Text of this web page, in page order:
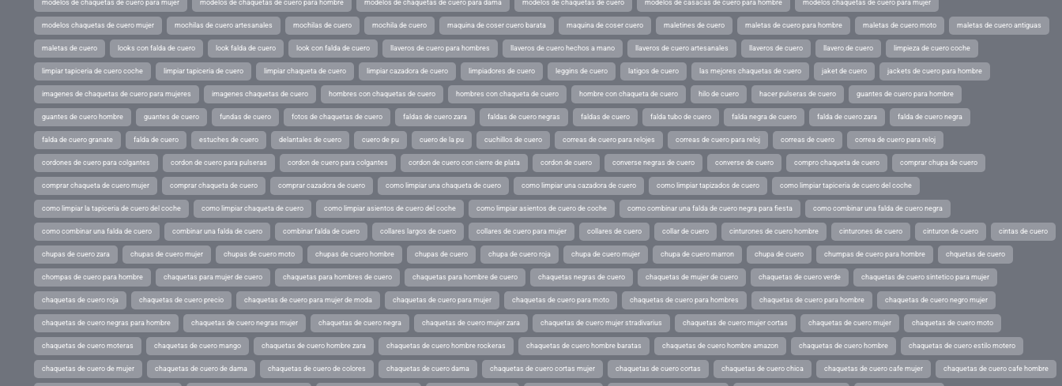
modelos de chaquetas de cuero para mujer modelos de chaquetas de cuero para hombre modelos de chaquetas de cuero para dama modelos de chaquetas de cuero modelos de casacas de cuero para hombre modelos chaquetas de cuero para mujer
modelos chaquetas de cuero mujer mochilas de cuero artesanales mochilas de cuero mochila de cuero maquina de coser cuero barata maquina de coser cuero maletines de cuero maletas de cuero para hombre maletas de cuero moto maletas de cuero antiguas
maletas de cuero looks con falda de cuero look falda de cuero look con falda de cuero llaveros de cuero para hombres llaveros de cuero hechos a mano llaveros de cuero artesanales llaveros de cuero llavero de cuero limpieza de cuero coche
limpiar tapiceria de cuero coche limpiar tapiceria de cuero limpiar chaqueta de cuero limpiar cazadora de cuero limpiadores de cuero leggins de cuero latigos de cuero las mejores chaquetas de cuero jaket de cuero jackets de cuero para hombre
imagenes de chaquetas de cuero para mujeres imagenes chaquetas de cuero hombres con chaquetas de cuero hombres con chaqueta de cuero hombre con chaqueta de cuero hilo de cuero hacer pulseras de cuero guantes de cuero para hombre
guantes de cuero hombre guantes de cuero fundas de cuero fotos de chaquetas de cuero faldas de cuero zara faldas de cuero negras faldas de cuero falda tubo de cuero falda negra de cuero falda de cuero zara falda de cuero negra
falda de cuero granate falda de cuero estuches de cuero delantales de cuero cuero de pu cuero de la pu cuchillos de cuero correas de cuero para relojes correas de cuero para reloj correas de cuero correa de cuero para reloj
cordones de cuero para colgantes cordon de cuero para pulseras cordon de cuero para colgantes cordon de cuero con cierre de plata cordon de cuero converse negras de cuero converse de cuero compro chaqueta de cuero comprar chupa de cuero
comprar chaqueta de cuero mujer comprar chaqueta de cuero comprar cazadora de cuero como limpiar una chaqueta de cuero como limpiar una cazadora de cuero como limpiar tapizados de cuero como limpiar tapiceria de cuero del coche
como limpiar la tapiceria de cuero del coche como limpiar chaqueta de cuero como limpiar asientos de cuero del coche como limpiar asientos de cuero de coche como combinar una falda de cuero negra para fiesta como combinar una falda de cuero negra
como combinar una falda de cuero combinar una falda de cuero combinar falda de cuero collares largos de cuero collares de cuero para mujer collares de cuero collar de cuero cinturones de cuero hombre cinturones de cuero cinturon de cuero cintas de cuero
chupas de cuero zara chupas de cuero mujer chupas de cuero moto chupas de cuero hombre chupas de cuero chupa de cuero roja chupa de cuero mujer chupa de cuero marron chupa de cuero chumpas de cuero para hombre chquetas de cuero
chompas de cuero para hombre chaquetas para mujer de cuero chaquetas para hombres de cuero chaquetas para hombre de cuero chaquetas negras de cuero chaquetas de mujer de cuero chaquetas de cuero verde chaquetas de cuero sintetico para mujer
chaquetas de cuero roja chaquetas de cuero precio chaquetas de cuero para mujer de moda chaquetas de cuero para mujer chaquetas de cuero para moto chaquetas de cuero para hombres chaquetas de cuero para hombre chaquetas de cuero negro mujer
chaquetas de cuero negras para hombre chaquetas de cuero negras mujer chaquetas de cuero negra chaquetas de cuero mujer zara chaquetas de cuero mujer stradivarius chaquetas de cuero mujer cortas chaquetas de cuero mujer chaquetas de cuero moto
chaquetas de cuero moteras chaquetas de cuero mango chaquetas de cuero hombre zara chaquetas de cuero hombre rockeras chaquetas de cuero hombre baratas chaquetas de cuero hombre amazon chaquetas de cuero hombre chaquetas de cuero estilo motero
chaquetas de cuero de mujer chaquetas de cuero de dama chaquetas de cuero de colores chaquetas de cuero dama chaquetas de cuero cortas mujer chaquetas de cuero cortas chaquetas de cuero chica chaquetas de cuero cafe mujer chaquetas de cuero cafe hombre